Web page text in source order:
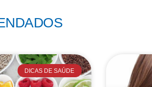
DICAS DE SAÚDE